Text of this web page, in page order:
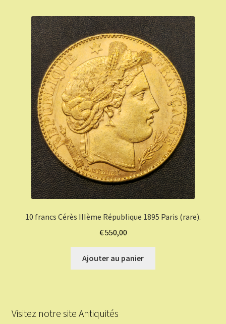
10 francs Cérès IIIème République 1895 Paris (rare).
€550,00
Ajouter au panier
Visitez notre site Antiquités